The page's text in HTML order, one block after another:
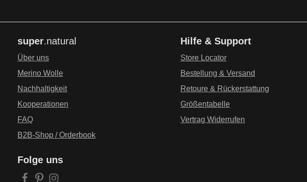
Folge uns
super.natural
Über uns
Merino Wolle
Nachhaltigkeit
Kooperationen
FAQ
B2B-Shop / Orderbook
Hilfe & Support
Store Locator
Bestellung & Versand
Retoure & Rückerstattung
Größentabelle
Vertrag Widerrufen